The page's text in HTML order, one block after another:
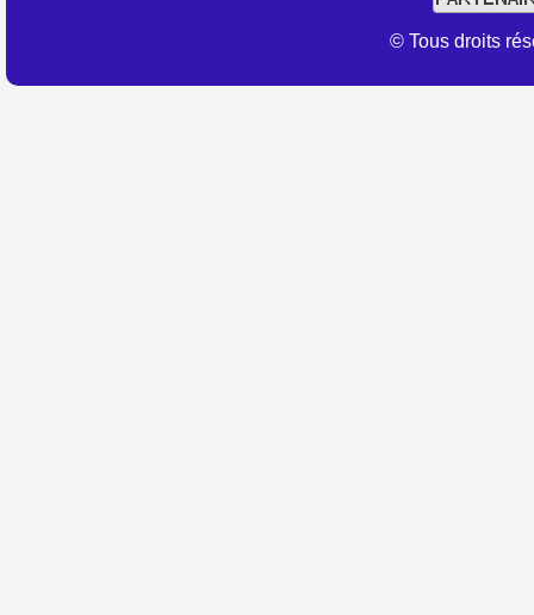
© Tous droits